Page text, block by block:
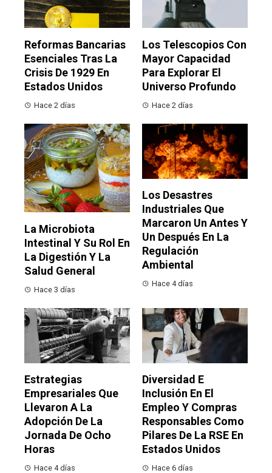
Reformas Bancarias
Esenciales Tras La
Crisis De 1929 En
Estados Unidos
Hace 2 días
Los Telescopios Con
Mayor Capacidad
Para Explorar El
Universo Profundo
Hace 2 días
La Microbiota
Intestinal Y Su Rol En
La Digestión Y La
Salud General
Hace 3 días
Los Desastres
Industriales Que
Marcaron Un Antes Y
Un Después En La
Regulación
Ambiental
Hace 4 días
Estrategias
Empresariales Que
Llevaron A La
Adopción De La
Jornada De Ocho
Horas
Hace 4 días
Diversidad E
Inclusión En El
Empleo Y Compras
Responsables Como
Pilares De La RSE En
Estados Unidos
Hace 6 días